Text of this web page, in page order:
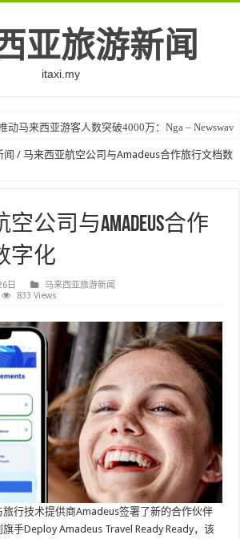
亚旅游新闻
itaxi.my
动马来西亚游客人数突破4000万：Nga – Newswav
闻 / 马来西亚航空公司与Amadeus合作旅行文档数
公司与Amadeus合作
字化
日
马来西亚旅游新闻
833 Views
行技术提供商Amadeus签署了新的合作伙伴
手Deploy Amadeus Travel Ready Ready，该